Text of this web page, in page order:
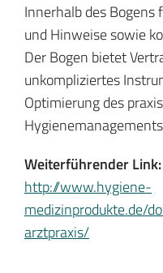
Innerhalb des
und Hinweise sowie
Der Bogen bietet
unkompliziertes
Optimierung des
Weiterführender Link:
http://www.hygiene-
medizinprodukte.de/
arztpraxis/